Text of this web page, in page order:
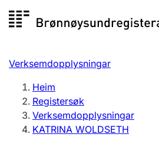
til
Registersøk
Aksjeselskap
Enkeltpersonføretak
Registrere, endre, slette
Verksemdopplysningar
Heim
Registersøk
Verksemdopplysningar
KATRINA WOLDSETH